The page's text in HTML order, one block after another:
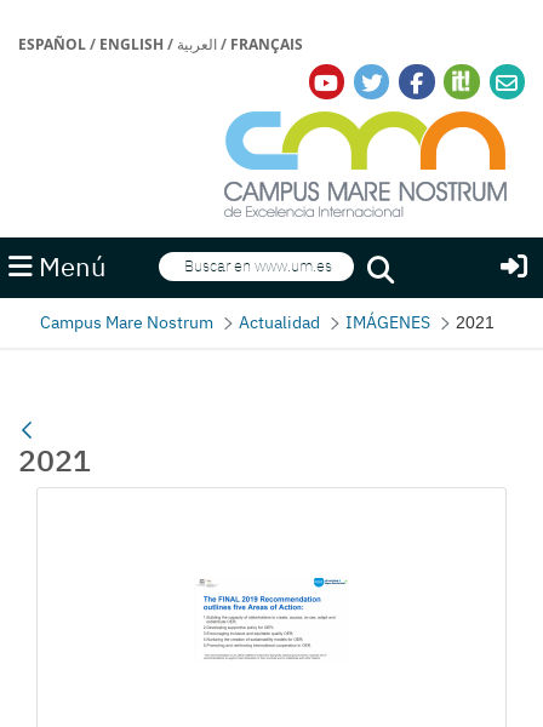
ESPAÑOL/ ENGLISH / العربية/ FRANÇAIS
Menú Buscar
Buscar
Campus Mare Nostrum Actualidad IMÁGENES 2021
2021